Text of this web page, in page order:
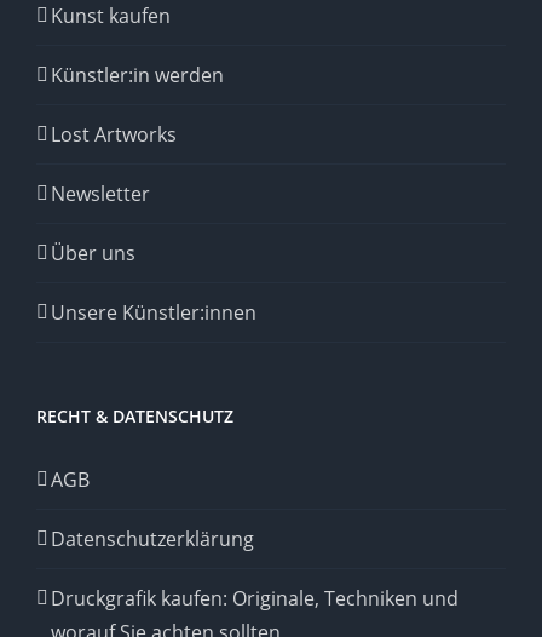
Kunst kaufen
Künstler:in werden
Lost Artworks
Newsletter
Über uns
Unsere Künstler:innen
RECHT & DATENSCHUTZ
AGB
Datenschutzerklärung
Druckgrafik kaufen: Originale, Techniken und